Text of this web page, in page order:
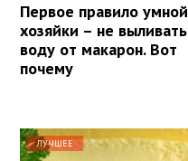
Первое правило умной
хозяйки – не выливать
воду от макарон. Вот
почему
ЛУЧШЕЕ